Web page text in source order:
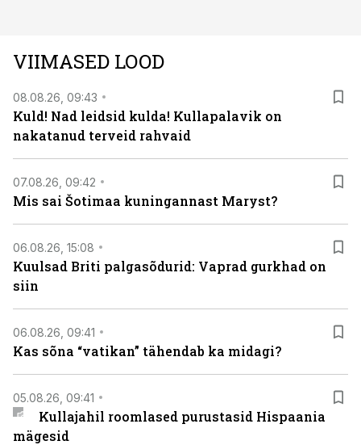
VIIMASED LOOD
08.08.26, 09:43
Kuld! Nad leidsid kulda! Kullapalavik on
nakatanud terveid rahvaid
07.08.26, 09:42
Mis sai Šotimaa kuningannast Maryst?
06.08.26, 15:08
Kuulsad Briti palgasõdurid: Vaprad gurkhad on
siin
06.08.26, 09:41
Kas sõna “vatikan” tähendab ka midagi?
05.08.26, 09:41
Kullajahil roomlased purustasid Hispaania
mägesid